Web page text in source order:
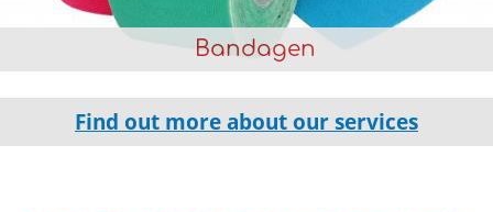
Bandagen
Find out more about our services